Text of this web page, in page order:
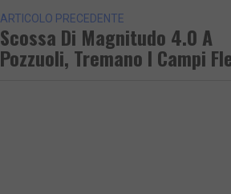
ARTICOLO PRECEDENTE
Scossa Di Magnitudo 4.0 A
Pozzuoli, Tremano I Campi